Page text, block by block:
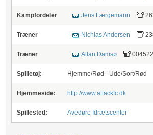
Kampfordeler Jens Færgemann
Træner Nichlas Andersen
Træner Allan Damsø
Spilletøj: Hjemme/Rød - Ude/Sort/Rød
Hjemmeside: http://www.attackfc.dk
Spillested: Avedøre Idrætscenter